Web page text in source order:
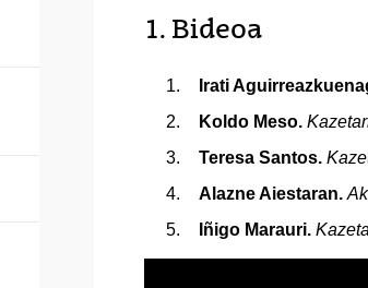
1. Bideoa
Irati
Koldo Meso.
Teresa Santos.
Alazne Aiestaran.
Iñigo Marauri.